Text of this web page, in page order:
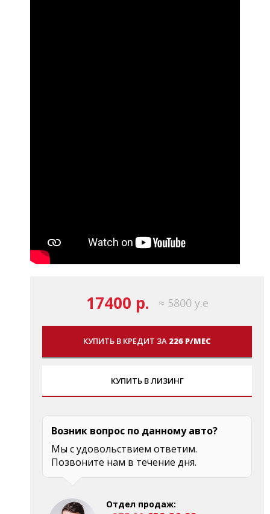
17400 р. ≈ 5800 у.е
КУПИТЬ В КРЕДИТ ЗА 226 Р/МЕС
КУПИТЬ В ЛИЗИНГ
Возник вопрос по данному авто?
Мы с удовольствием ответим.
Позвоните нам в течение дня.
Отдел продаж: